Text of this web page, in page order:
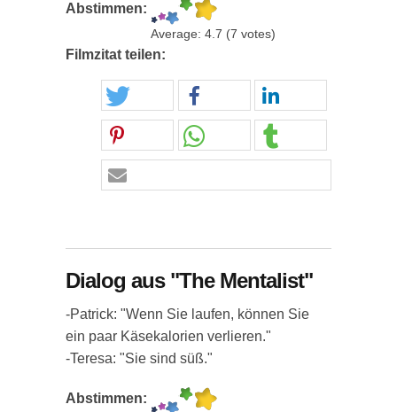
Abstimmen:
Average: 4.7 (7 votes)
Filmzitat teilen:
Dialog aus "The Mentalist"
-Patrick: "Wenn Sie laufen, können Sie
ein paar Käsekalorien verlieren."
-Teresa: "Sie sind süß."
Abstimmen: